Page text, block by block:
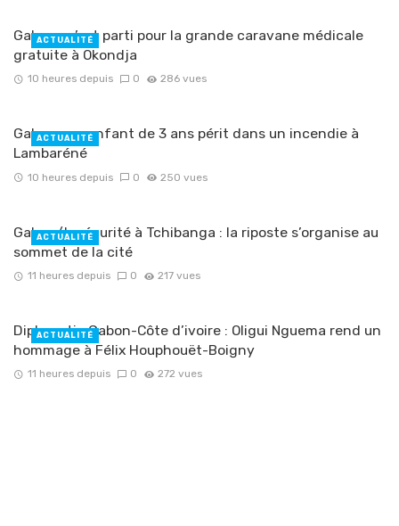
Gabon : c’est parti pour la grande caravane médicale
gratuite à Okondja
10 heures depuis 0 286 vues
ACTUALITÉ
Gabon : un enfant de 3 ans périt dans un incendie à
Lambaréné
10 heures depuis 0 250 vues
ACTUALITÉ
Gabon/Insécurité à Tchibanga : la riposte s’organise au
sommet de la cité
11 heures depuis 0 217 vues
ACTUALITÉ
Diplomatie Gabon-Côte d’ivoire : Oligui Nguema rend un
hommage à Félix Houphouët-Boigny
11 heures depuis 0 272 vues
ACTUALITÉ